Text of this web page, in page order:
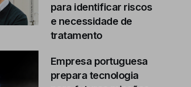
para identificar riscos
e necessidade de
tratamento
Empresa portuguesa
prepara tecnologia